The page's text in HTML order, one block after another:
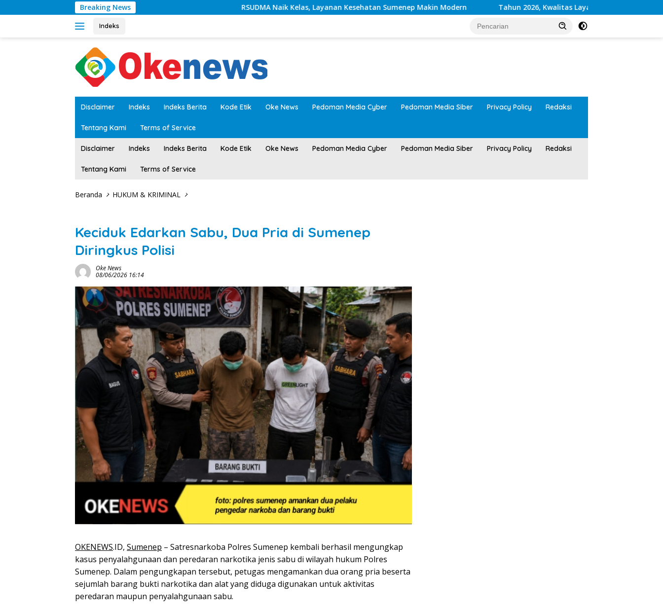
ke
Breaking News RSUDMA Naik Kelas, Layanan Kesehatan Sumenep Makin Modern Tahun 2026, Kwalitas Layanan Kesehatan RSUD Moh Anwar
Indeks
Disclaimer Indeks Indeks Berita Kode Etik Oke News Pedoman Media Cyber Pedoman Media Siber Privacy Policy Redaksi
Tentang Kami Terms of Service
Disclaimer Indeks Indeks Berita Kode Etik Oke News Pedoman Media Cyber Pedoman Media Siber Privacy Policy Redaksi
Tentang Kami Terms of Service
Beranda HUKUM & KRIMINAL
Keciduk Edarkan Sabu, Dua Pria di Sumenep
Diringkus Polisi
Oke News
08/06/2026 16:14
OKENEWS.ID, Sumenep – Satresnarkoba Polres Sumenep kembali berhasil mengungkap
kasus penyalahgunaan dan peredaran narkotika jenis sabu di wilayah hukum Polres
Sumenep. Dalam pengungkapan tersebut, petugas mengamankan dua orang pria beserta
sejumlah barang bukti narkotika dan alat yang diduga digunakan untuk aktivitas
peredaran maupun penyalahgunaan sabu.